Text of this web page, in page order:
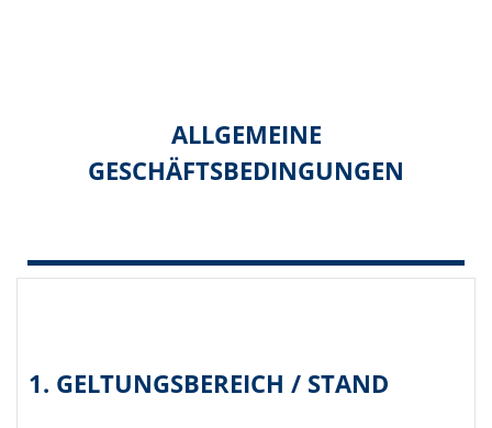
ALLGEMEINE
GESCHÄFTSBEDINGUNGEN
1. GELTUNGSBEREICH / STAND